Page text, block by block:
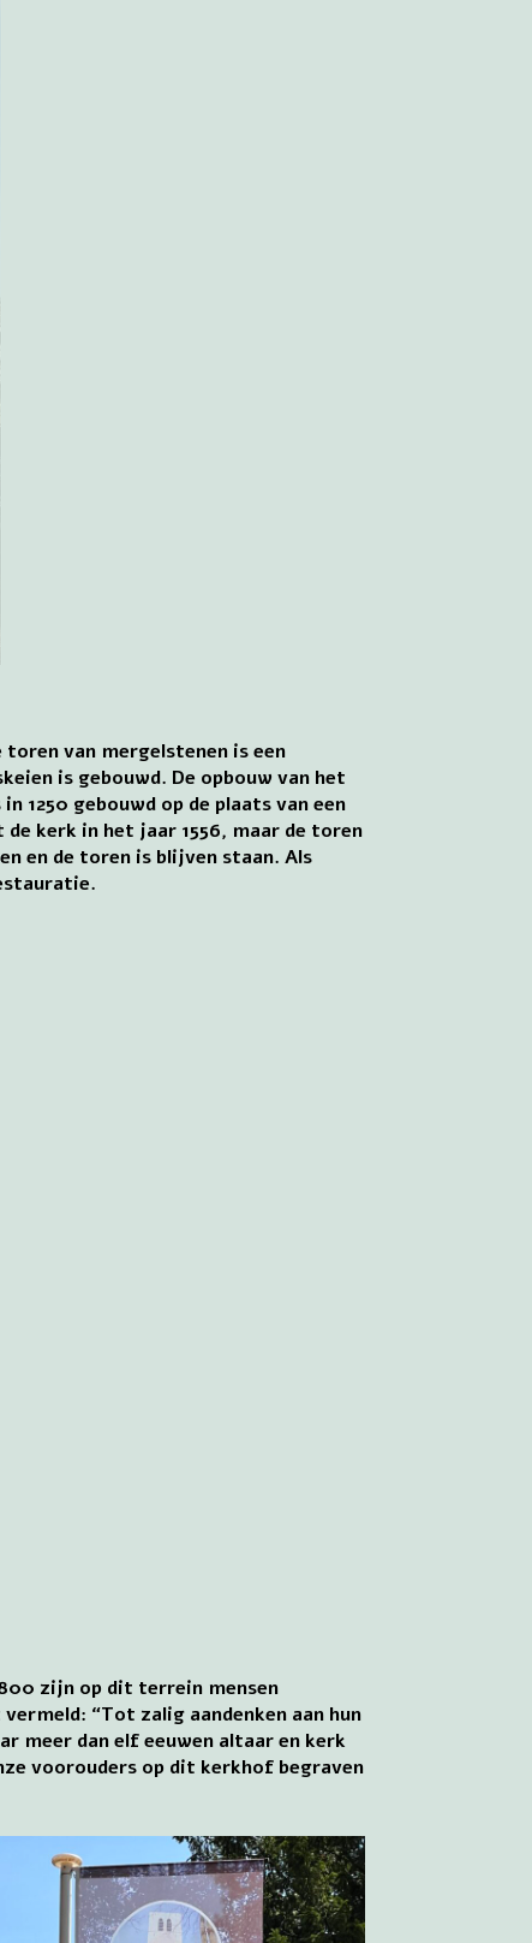
van mergelstenen is een
is gebouwd. De opbouw van het
gebouwd op de plaats van een
kerk in het jaar 1556, maar de toren
en de toren is blijven staan. Als
zijn op dit terrein mensen
“Tot zalig aandenken aan hun
meer dan elf eeuwen altaar en kerk
voorouders op dit kerkhof begraven